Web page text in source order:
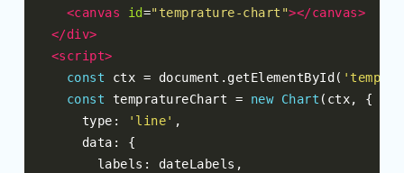
<canvas
id="temprature-chart"></canvas>
</div>
<script>
const ctx = document . getElementById (
const tempratureChart = new Chart ( ctx,
{
    type
: 'line' ,
    data
:
{
      labels
: dateLabels ,